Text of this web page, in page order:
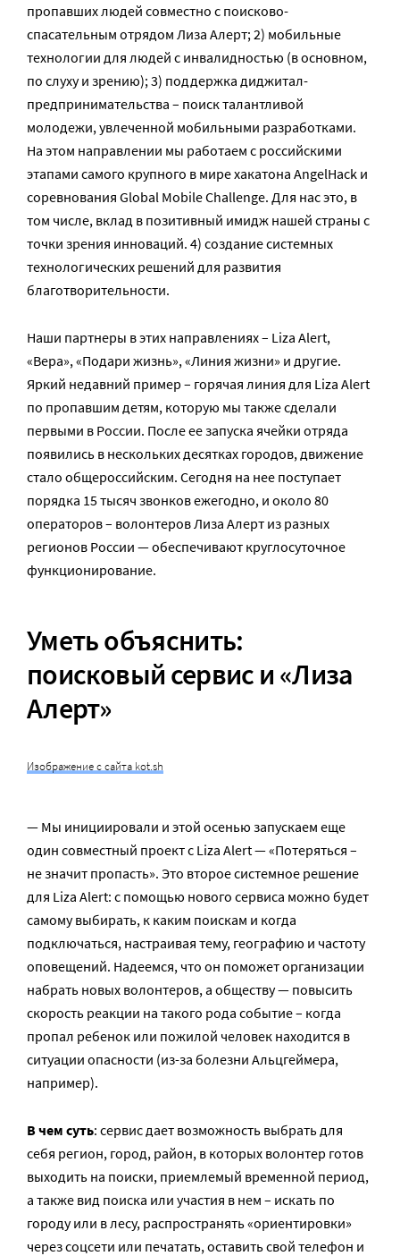
пропавших людей совместно с поисково-
спасательным отрядом Лиза Алерт; 2) мобильные
технологии для людей с инвалидностью (в основном,
по слуху и зрению); 3) поддержка диджитал-
предпринимательства – поиск талантливой
молодежи, увлеченной мобильными разработками.
На этом направлении мы работаем с российскими
этапами самого крупного в мире хакатона AngelHack и
соревнования Global Mobile Challenge. Для нас это, в
том числе, вклад в позитивный имидж нашей страны с
точки зрения инноваций. 4) создание системных
технологических решений для развития
благотворительности.
Наши партнеры в этих направлениях – Liza Alert,
«Вера», «Подари жизнь», «Линия жизни» и другие.
Яркий недавний пример – горячая линия для Liza Alert
по пропавшим детям, которую мы также сделали
первыми в России. После ее запуска ячейки отряда
появились в нескольких десятках городов, движение
стало общероссийским. Сегодня на нее поступает
порядка 15 тысяч звонков ежегодно, и около 80
операторов – волонтеров Лиза Алерт из разных
регионов России — обеспечивают круглосуточное
функционирование.
Уметь объяснить:
поисковый сервис и «Лиза
Алерт»
Изображение с сайта kot.sh
— Мы инициировали и этой осенью запускаем еще
один совместный проект с Liza Alert — «Потеряться –
не значит пропасть». Это второе системное решение
для Liza Alert: с помощью нового сервиса можно будет
самому выбирать, к каким поискам и когда
подключаться, настраивая тему, географию и частоту
оповещений. Надеемся, что он поможет организации
набрать новых волонтеров, а обществу — повысить
скорость реакции на такого рода событие – когда
пропал ребенок или пожилой человек находится в
ситуации опасности (из-за болезни Альцгеймера,
например).
В чем суть: сервис дает возможность выбрать для
себя регион, город, район, в которых волонтер готов
выходить на поиски, приемлемый временной период,
а также вид поиска или участия в нем – искать по
городу или в лесу, распространять «ориентировки»
через соцсети или печатать, оставить свой телефон и